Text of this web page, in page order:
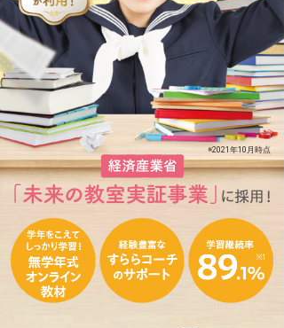
※2021年10月時点